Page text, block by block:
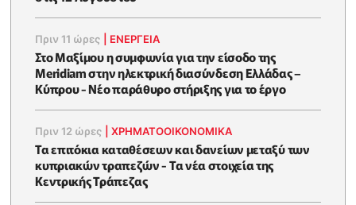
Πριν 11 ώρες ΕΝΈΡΓΕΙΑ
Στο Μαξίμου η συμφωνία για την είσοδο της
Meridiam στην ηλεκτρική διασύνδεση Ελλάδας –
Κύπρου - Νέο παράθυρο στήριξης για το έργο
Πριν 12 ώρες |ΧΡΗΜΑΤΟΟΙΚΟΝΟΜΙΚΆ
Τα επιτόκια καταθέσεων και δανείων μεταξύ των
κυπριακών τραπεζών - Τα νέα στοιχεία της
Κεντρικής Τράπεζας